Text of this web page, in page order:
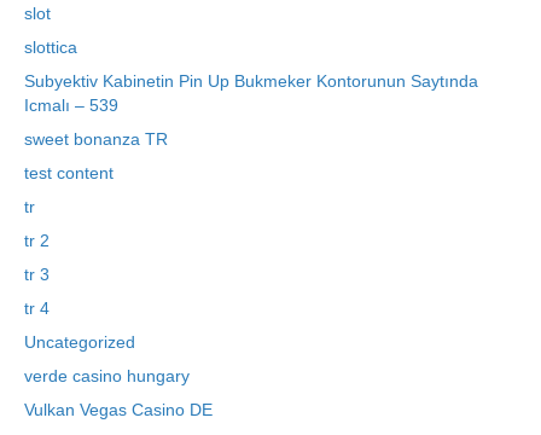
slot
slottica
Subyektiv Kabinetin Pin Up Bukmeker Kontorunun Saytında
Icmalı – 539
sweet bonanza TR
test content
tr
tr 2
tr 3
tr 4
Uncategorized
verde casino hungary
Vulkan Vegas Casino DE